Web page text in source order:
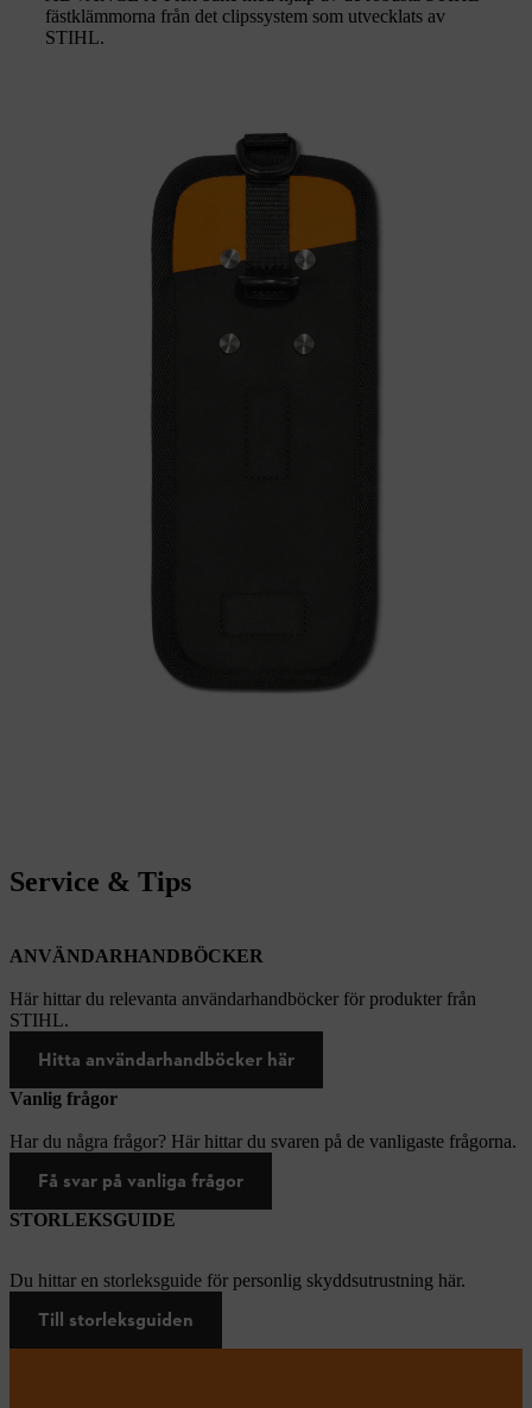
fästklämmorna från det clipssystem som utvecklats av
STIHL.
Service & Tips
ANVÄNDARHANDBÖCKER
Här hittar du relevanta användarhandböcker för produkter från
STIHL.
Hitta användarhandböcker här
Vanlig frågor
Har du några frågor? Här hittar du svaren på de vanligaste frågorna.
Få svar på vanliga frågor
STORLEKSGUIDE
Du hittar en storleksguide för personlig skyddsutrustning här.
Till storleksguiden